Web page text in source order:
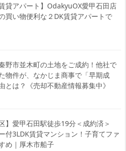
貸アパート】OdakyuOX愛甲石田店
買い物便利な２DK賃貸アパートで
野市並木町の土地をご成約！他社で
物件が、なかじま商事で「早期成
とは？《売却不動産情報募集中》
】愛甲石田駅徒歩19分＜成約済＞
付3LDK賃貸マンション！子育てファ
め｜厚木市船子